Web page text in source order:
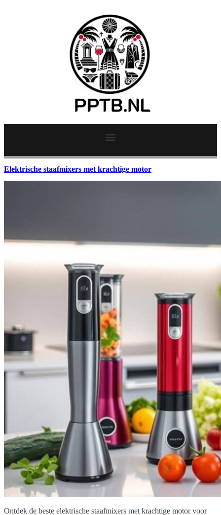
Elektrische staafmixers met krachtige motor
Ontdek de beste elektrische staafmixers met krachtige motor voor